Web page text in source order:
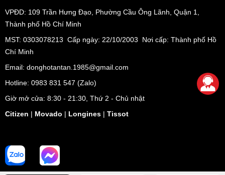
VPĐD: 109 Trần Hưng Đạo, Phường Cầu Ông Lãnh, Quận 1,
Thành phố Hồ Chí Minh
MST: 0303078213 Cấp ngày: 22/10/2003 Nơi cấp: Thành phố Hồ
Chí Minh
Email: donghotantan.1985@gmail.com
Hotline: 0983 831 547 (Zalo)
Giờ mở cửa: 8:30 - 21:30, Thứ 2 - Chủ nhật
Citizen | Movado | Longines | Tissot